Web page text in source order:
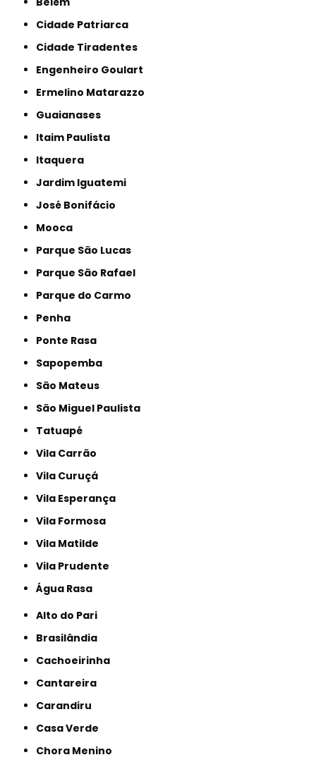
Cidade Patriarca
Cidade Tiradentes
Engenheiro Goulart
Ermelino Matarazzo
Guaianases
Itaim Paulista
Itaquera
Jardim Iguatemi
José Bonifácio
Mooca
Parque São Lucas
Parque São Rafael
Parque do Carmo
Penha
Ponte Rasa
Sapopemba
São Mateus
São Miguel Paulista
Tatuapé
Vila Carrão
Vila Curuçá
Vila Esperança
Vila Formosa
Vila Matilde
Vila Prudente
Água Rasa
Alto do Pari
Brasilândia
Cachoeirinha
Cantareira
Carandiru
Casa Verde
Chora Menino